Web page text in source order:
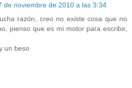
de noviembre de 2010 a las 3:34
razón, creo no existe cosa que no
pienso que es mi motor para escribir,
un beso